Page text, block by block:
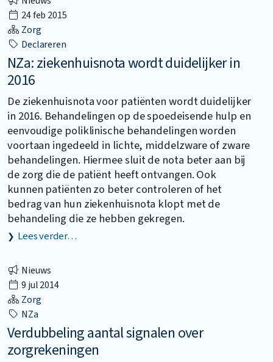
24 feb 2015
Zorg
Declareren
NZa: ziekenhuisnota wordt duidelijker in
2016
De ziekenhuisnota voor patiënten wordt duidelijker
in 2016. Behandelingen op de spoedeisende hulp en
eenvoudige poliklinische behandelingen worden
voortaan ingedeeld in lichte, middelzware of zware
behandelingen. Hiermee sluit de nota beter aan bij
de zorg die de patiënt heeft ontvangen. Ook
kunnen patiënten zo beter controleren of het
bedrag van hun ziekenhuisnota klopt met de
behandeling die ze hebben gekregen.
Lees verder…
Nieuws
9 jul 2014
Zorg
NZa
Verdubbeling aantal signalen over
zorgrekeningen